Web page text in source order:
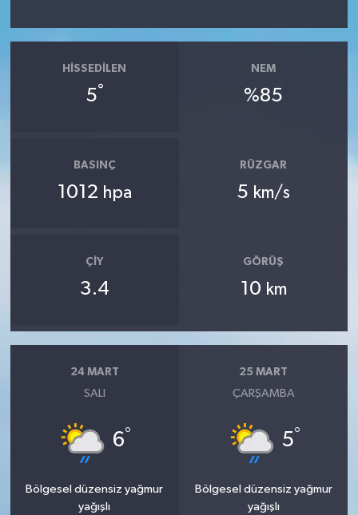
HISSEDILEN
5°
NEM
%85
BASINÇ
1012 hpa
RÜZGAR
5 km/s
ÇIY
3.4
GÖRÜŞ
10 km
24 MART
SALI
6°
Bölgesel düzensiz yağmur
yağışlı
25 MART
ÇARŞAMBA
5°
Bölgesel düzensiz yağmur
yağışlı